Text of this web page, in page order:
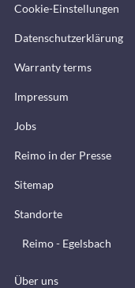
Cookie-Einstellungen
Datenschutzerklärung
Warranty terms
Impressum
Jobs
Reimo in der Presse
Sitemap
Standorte
Reimo - Egelsbach
Über uns